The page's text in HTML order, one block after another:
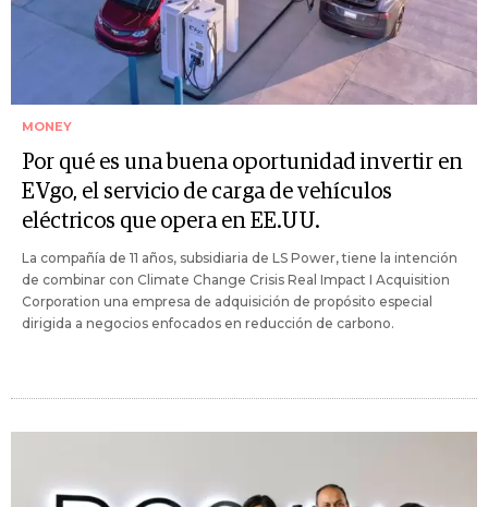
MONEY
Por qué es una buena oportunidad invertir en
EVgo, el servicio de carga de vehículos
eléctricos que opera en EE.UU.
La compañía de 11 años, subsidiaria de LS Power, tiene la intención
de combinar con Climate Change Crisis Real Impact I Acquisition
Corporation una empresa de adquisición de propósito especial
dirigida a negocios enfocados en reducción de carbono.